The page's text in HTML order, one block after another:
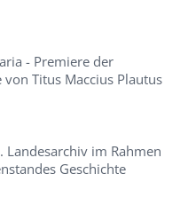
- Premiere der
Titus Maccius Plautus
Landesarchiv im Rahmen
Geschichte